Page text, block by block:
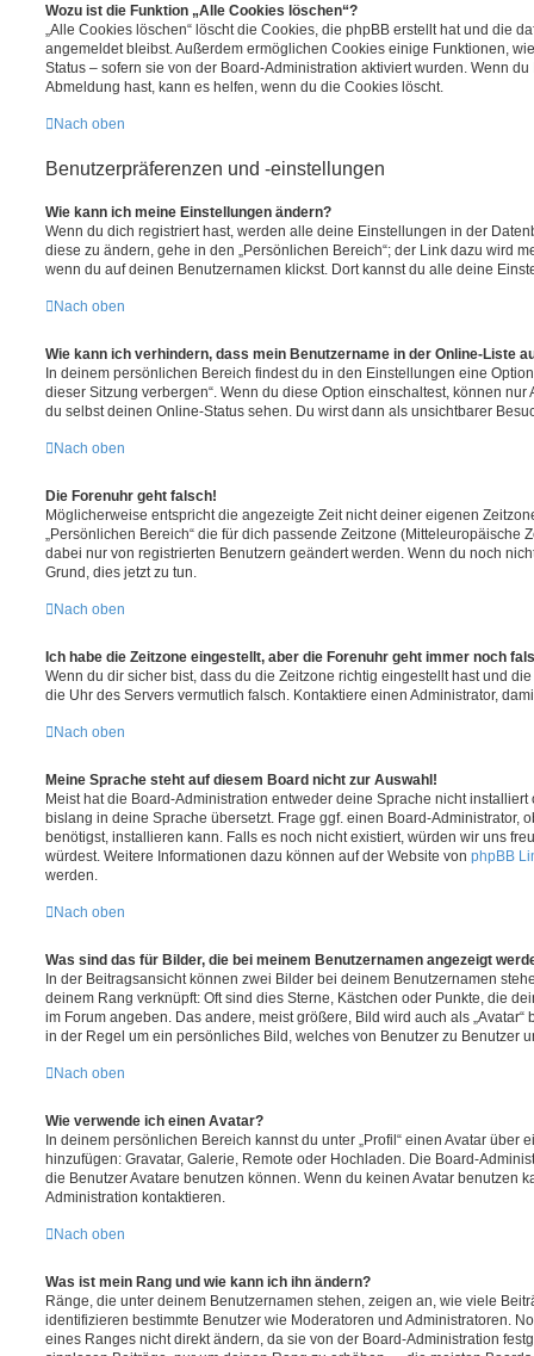
Wozu ist die Funktion „Alle Cookies löschen“?
„Alle Cookies löschen“ löscht die Cookies, die phpBB erstellt hat und die
angemeldet bleibst. Außerdem ermöglichen Cookies einige Funktionen,
Status – sofern sie von der Board-Administration aktiviert wurden. Wenn
Abmeldung hast, kann es helfen, wenn du die Cookies löscht.
Nach oben
Benutzerpräferenzen und -einstellungen
Wie kann ich meine Einstellungen ändern?
Wenn du dich registriert hast, werden alle deine Einstellungen in der
diese zu ändern, gehe in den „Persönlichen Bereich“; der Link dazu wird
wenn du auf deinen Benutzernamen klickst. Dort kannst du alle deine
Nach oben
Wie kann ich verhindern, dass mein Benutzername in der Online-Liste
In deinem persönlichen Bereich findest du in den Einstellungen eine
dieser Sitzung verbergen“. Wenn du diese Option einschaltest, können
du selbst deinen Online-Status sehen. Du wirst dann als unsichtbarer
Nach oben
Die Forenuhr geht falsch!
Möglicherweise entspricht die angezeigte Zeit nicht deiner eigenen
„Persönlichen Bereich“ die für dich passende Zeitzone (Mitteleuropäische
dabei nur von registrierten Benutzern geändert werden. Wenn du noch
Grund, dies jetzt zu tun.
Nach oben
Ich habe die Zeitzone eingestellt, aber die Forenuhr geht immer noch
Wenn du dir sicher bist, dass du die Zeitzone richtig eingestellt hast und
die Uhr des Servers vermutlich falsch. Kontaktiere einen Administrator,
Nach oben
Meine Sprache steht auf diesem Board nicht zur Auswahl!
Meist hat die Board-Administration entweder deine Sprache nicht
bislang in deine Sprache übersetzt. Frage ggf. einen Board-Administrator,
benötigst, installieren kann. Falls es noch nicht existiert, würden wir uns
würdest. Weitere Informationen dazu können auf der Website von phpBB
werden.
Nach oben
Was sind das für Bilder, die bei meinem Benutzernamen angezeigt
In der Beitragsansicht können zwei Bilder bei deinem Benutzernamen
deinem Rang verknüpft: Oft sind dies Sterne, Kästchen oder Punkte, die
im Forum angeben. Das andere, meist größere, Bild wird auch als
in der Regel um ein persönliches Bild, welches von Benutzer zu Benutzer
Nach oben
Wie verwende ich einen Avatar?
In deinem persönlichen Bereich kannst du unter „Profil“ einen Avatar über
hinzufügen: Gravatar, Galerie, Remote oder Hochladen. Die Board-
die Benutzer Avatare benutzen können. Wenn du keinen Avatar benutzen
Administration kontaktieren.
Nach oben
Was ist mein Rang und wie kann ich ihn ändern?
Ränge, die unter deinem Benutzernamen stehen, zeigen an, wie viele
identifizieren bestimmte Benutzer wie Moderatoren und Administratoren.
eines Ranges nicht direkt ändern, da sie von der Board-Administration